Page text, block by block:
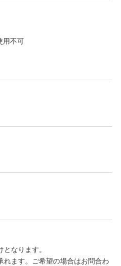
用不可
なります。
ます。ご希望の場合はお問合わ